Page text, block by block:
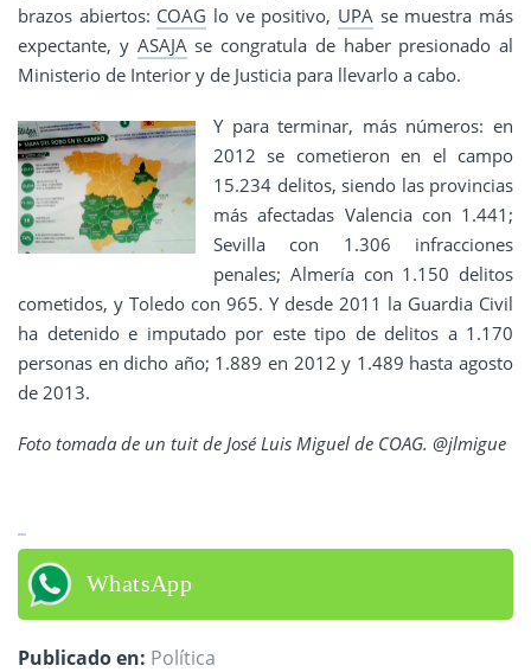
brazos abiertos: COAG lo ve positivo, UPA se muestra más
expectante, y ASAJAse congratula de haber presionado al
Ministerio de Interior y de Justicia para llevarlo a cabo.
Y para terminar, más números: en
2012 se cometieron en el campo
15.234 delitos, siendo las provincias
más afectadas Valencia con 1.441;
Sevilla con 1.306 infracciones
penales; Almería con 1.150 delitos
cometidos, y Toledo con 965. Y desde 2011 la Guardia Civil
ha detenido e imputado por este tipo de delitos a 1.170
personas en dicho año; 1.889 en 2012 y 1.489 hasta agosto
de 2013.
Foto tomada de un tuit de José Luis Miguel de COAG. @jlmigue
WhatsApp
Publicado en: Política